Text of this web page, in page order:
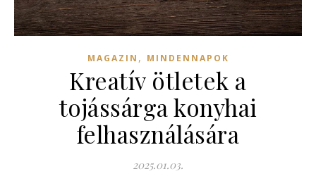
MAGAZIN , MINDENNAPOK
Kreatív ötletek a
tojássárga konyhai
felhasználására
2025.01.03.